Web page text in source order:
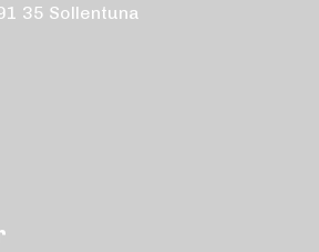
35 Sollentuna